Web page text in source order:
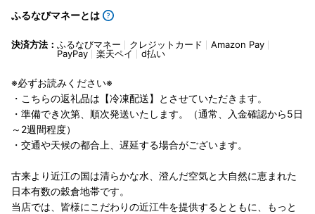
ふるなびマネーとは
決済方法： ふるなびマネー クレジットカード
Amazon Pay
PayPay
楽天ペイ d払い
※必ずお読みください※
・こちらの返礼品は【冷凍配送】とさせていただきます。
・準備でき次第、順次発送いたします。（通常、入金確認から5日
～2週間程度）
・交通や天候の都合上、遅延する場合がございます。
古来より近江の国は清らかな水、澄んだ空気と大自然に恵まれた
日本有数の穀倉地帯です。
当店では、皆様にこだわりの近江牛を提供するとともに、もっと